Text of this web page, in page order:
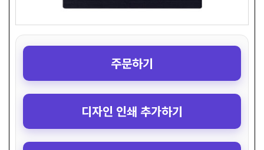
주문하기
디자인 인쇄 추가하기